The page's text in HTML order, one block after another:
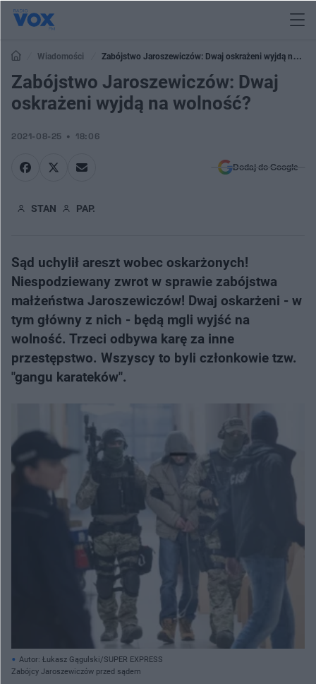
Wiadomości
Zabójstwo Jaroszewiczów: Dwaj oskrażeni wyjdą na
wolność?
Zabójstwo Jaroszewiczów: Dwaj
oskrażeni wyjdą na wolność?
2021-08-25 18:06
Dodaj do Google
STAN PAP.
Sąd uchylił areszt wobec oskarżonych!
Niespodziewany zwrot w sprawie zabójstwa
małżeństwa Jaroszewiczów! Dwaj oskarżeni - w
tym główny z nich - będą mgli wyjść na
wolność. Trzeci odbywa karę za inne
przestępstwo. Wszyscy to byli członkowie tzw.
"gangu karateków".
Autor: Łukasz Gągulski/SUPER EXPRESS
Zabójcy Jaroszewiczów przed sądem